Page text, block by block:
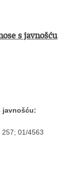
s javnošću
javnošću:
01/4563